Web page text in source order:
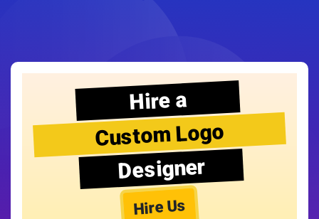
Hire a
Custom Logo
Designer
Hire Us